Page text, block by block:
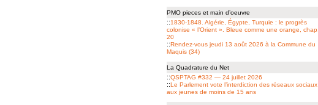
PMO pieces et main d’oeuvre
::1830-1848. Algérie, Égypte, Turquie : le progrès
colonise « l’Orient ». Bleue comme une orange, chap.
20
::Rendez-vous jeudi 13 août 2026 à la Commune du
Maquis (34)
La Quadrature du Net
::QSPTAG #332 — 24 juillet 2026
::Le Parlement vote l’interdiction des réseaux sociaux
aux jeunes de moins de 15 ans